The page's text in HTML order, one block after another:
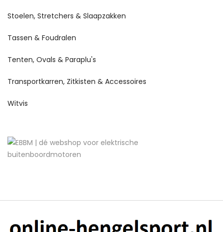
Stoelen, Stretchers & Slaapzakken
Tassen & Foudralen
Tenten, Ovals & Paraplu's
Transportkarren, Zitkisten & Accessoires
Witvis